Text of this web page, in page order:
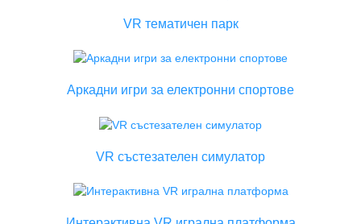
VR тематичен парк
Аркадни игри за електронни спортове
VR състезателен симулатор